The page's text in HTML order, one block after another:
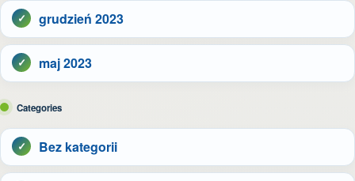
grudzień 2023
maj 2023
Categories
Bez kategorii